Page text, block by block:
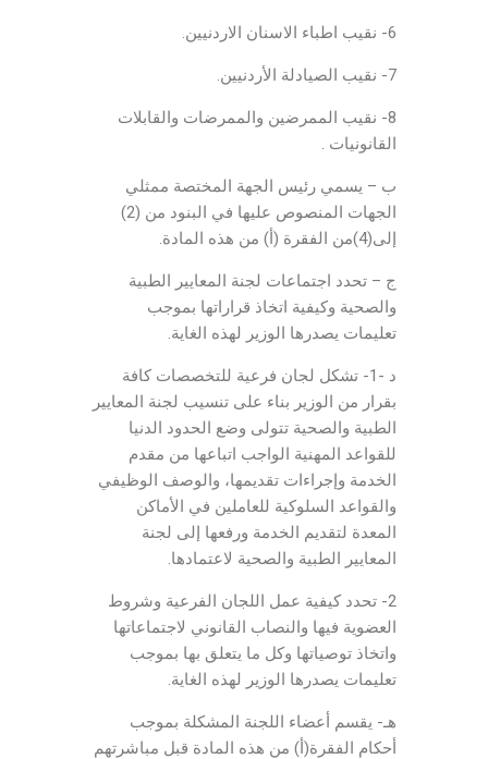
6- نقيب اطباء الاسنان الاردنيين.
7- نقيب الصيادلة الأردنيين.
8- نقيب الممرضين والممرضات والقابلات
القانونيات .
ب – يسمي رئيس الجهة المختصة ممثلي
الجهات المنصوص عليها في البنود من (2)
إلى(4)من الفقرة (أ) من هذه المادة.
ج – تحدد اجتماعات لجنة المعايير الطبية
والصحية وكيفية اتخاذ قراراتها بموجب
تعليمات يصدرها الوزير لهذه الغاية.
د -1- تشكل لجان فرعية للتخصصات كافة
بقرار من الوزير بناء على تنسيب لجنة المعايير
الطبية والصحية تتولى وضع الحدود الدنيا
للقواعد المهنية الواجب اتباعها من مقدم
الخدمة وإجراءات تقديمها، والوصف الوظيفي
والقواعد السلوكية للعاملين في الأماكن
المعدة لتقديم الخدمة ورفعها إلى لجنة
المعايير الطبية والصحية لاعتمادها.
2- تحدد كيفية عمل اللجان الفرعية وشروط
العضوية فيها والنصاب القانوني لاجتماعاتها
واتخاذ توصياتها وكل ما يتعلق بها بموجب
تعليمات يصدرها الوزير لهذه الغاية.
هـ- يقسم أعضاء اللجنة المشكلة بموجب
أحكام الفقرة(أ) من هذه المادة قبل مباشرتهم